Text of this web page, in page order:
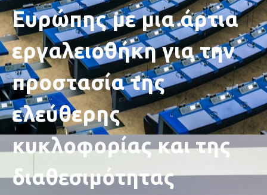
Ευρώπης με μια άρτια
εργαλειοθήκη για την
προστασία της
ελεύθερης
κυκλοφορίας και της
διαθεσιμότητας